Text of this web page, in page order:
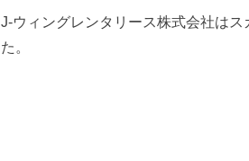
J-ウィングレンタリース株式会社は
た。